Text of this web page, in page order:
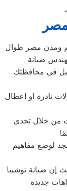
ومدن مصر طوال
صيانة
في محافظتك
نادرة او اعطال
من خلال تحدي
لوضع مفاهيم
إن صيانة توشيبا